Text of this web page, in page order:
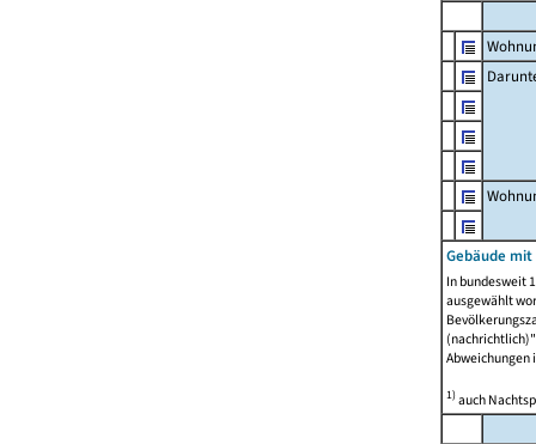
Gebäude
In bundesweit
ausgewählt
Abweichungen
1)auch